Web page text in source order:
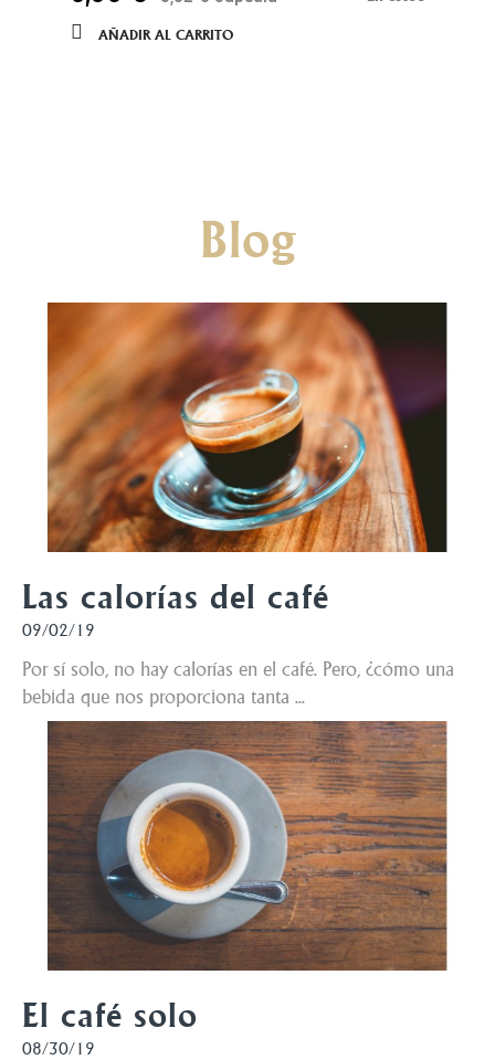
AÑADIR AL CARRITO
Blog
Las calorías del café
09/02/19
Por sí solo, no hay calorías en el café. Pero, ¿cómo una
bebida que nos proporciona tanta ...
El café solo
08/30/19